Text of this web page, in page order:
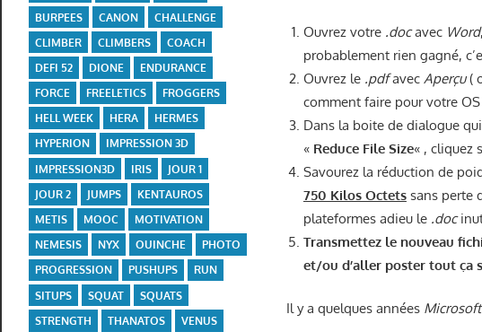
Ouvrez votre .docavec Word
probablement rien gagné,
Ouvrez le .pdfavec Aperçu(
comment faire pour votre
Dans la boite de dialogue
« Reduce File Size« , cliquez
Savourez la réduction de
750 Kilos Octetssans perte
plateformes adieu le .doc
Transmettez le nouveau
et/ou d’aller poster tout ça
Il y a quelques années Microsoft
BURPEES
CANON
CHALLENGE
CLIMBER
CLIMBERS
COACH
DEFI 52
DIONE
ENDURANCE
FORCE
FREELETICS
FROGGERS
HELL WEEK
HERA
HERMES
HYPERION
IMPRESSION 3D
IMPRESSION3D
IRIS
JOUR 1
JOUR 2
JUMPS
KENTAUROS
METIS
MOOC
MOTIVATION
NEMESIS
NYX OUINCHE
PHOTO
PROGRESSION
PUSHUPS
RUN
SITUPS
SQUAT
SQUATS
STRENGTH
THANATOS VENUS